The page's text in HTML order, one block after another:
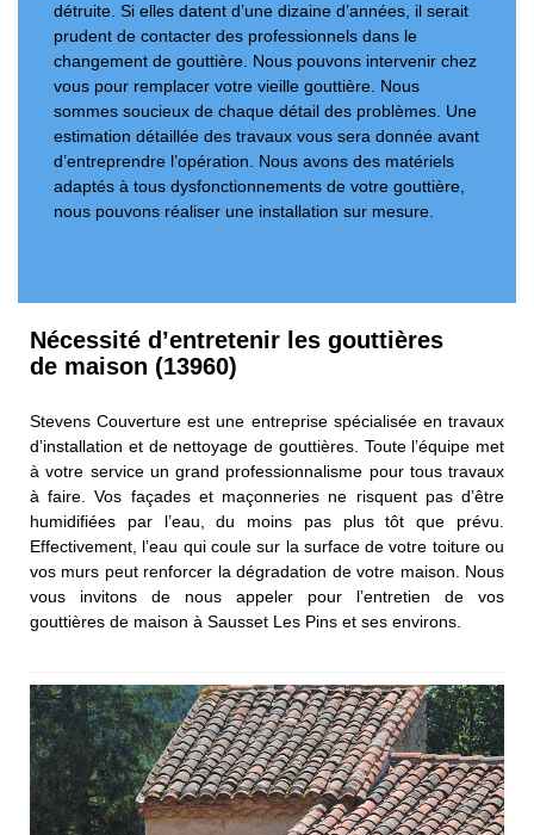
détruite. Si elles datent d’une dizaine d’années, il serait
prudent de contacter des professionnels dans le
changement de gouttière. Nous pouvons intervenir chez
vous pour remplacer votre vieille gouttière. Nous
sommes soucieux de chaque détail des problèmes. Une
estimation détaillée des travaux vous sera donnée avant
d’entreprendre l’opération. Nous avons des matériels
adaptés à tous dysfonctionnements de votre gouttière,
nous pouvons réaliser une installation sur mesure.
Nécessité d’entretenir les gouttières
de maison (13960)
Stevens Couverture est une entreprise spécialisée en travaux
d’installation et de nettoyage de gouttières. Toute l’équipe met
à votre service un grand professionnalisme pour tous travaux
à faire. Vos façades et maçonneries ne risquent pas d’être
humidifiées par l’eau, du moins pas plus tôt que prévu.
Effectivement, l’eau qui coule sur la surface de votre toiture ou
vos murs peut renforcer la dégradation de votre maison. Nous
vous invitons de nous appeler pour l’entretien de vos
gouttières de maison à Sausset Les Pins et ses environs.